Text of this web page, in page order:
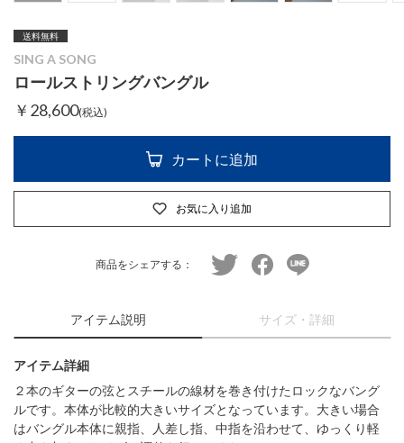
送料無料
SING A SONG
ロールストリングバングル
￥28,600(税込)
カートに追加
お気に入り追加
商品をシェアする： twitter facebookline
アイテム説明 サイズ・詳細
アイテム詳細
２本のギターの弦とスチールの線材を巻き付けたロックなバング
ルです。本体が比較的大きいサイズとなっています。大きい場合
はバングル本体に親指、人差し指、中指を沿わせて、ゆっくり軽